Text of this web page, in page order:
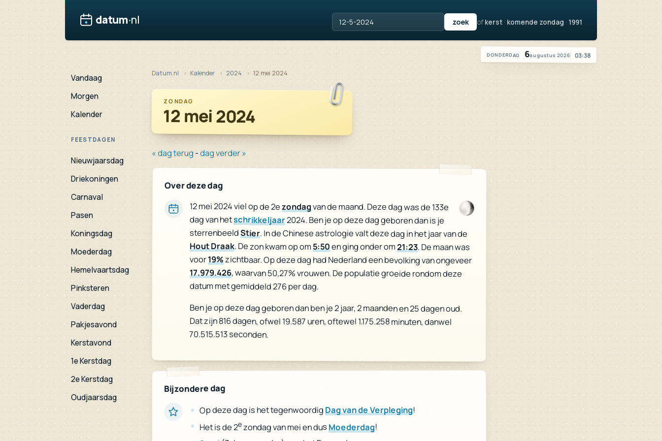
datum·nl
Vandaag is het donderdag 6 augustus 2026
DONDERDAG 6augustus 2026 03:38
Vandaag
Morgen
Kalender
FEESTDAGEN
Nieuwjaarsdag
Driekoningen
Carnaval
Pasen
Koningsdag
Moederdag
Hemelvaartsdag
Pinksteren
Vaderdag
Pakjesavond
Kerstavond
1e Kerstdag
2e Kerstdag
Oudjaarsdag
Datum.nl Kalender 2024 12 mei 2024
ZONDAG
12 mei 2024
« dag terug -dag verder »
Over deze dag
12 mei 2024 viel op de 2ezondagvan de maand. Deze dag was de 133e
dag van hetschrikkeljaar2024. Ben je op deze dag geboren dan is je
sterrenbeeldStier. In de Chinese astrologie valt deze dag in het jaar van de
Hout Draak. De zon kwam op om 5:50en ging onder om21:23. De maan was
voor19%zichtbaar. Op deze dag had Nederland een bevolking van ongeveer
17.979.426, waarvan 50,27% vrouwen. De populatie groeide rondom deze
datum met gemiddeld 276 per dag.
Ben je op deze dag geboren dan ben je 2 jaar, 2 maanden en 25 dagen oud.
Dat zijn 816 dagen, ofwel 19.587 uren, oftewel 1.175.258 minuten, danwel
70.515.513 seconden.
Bijzondere dag
Op deze dag is het tegenwoordig Dag van de Verpleging!
Het is de 2ezondag van mei en dus Moederdag!
of kerst · komende zondag · 1991